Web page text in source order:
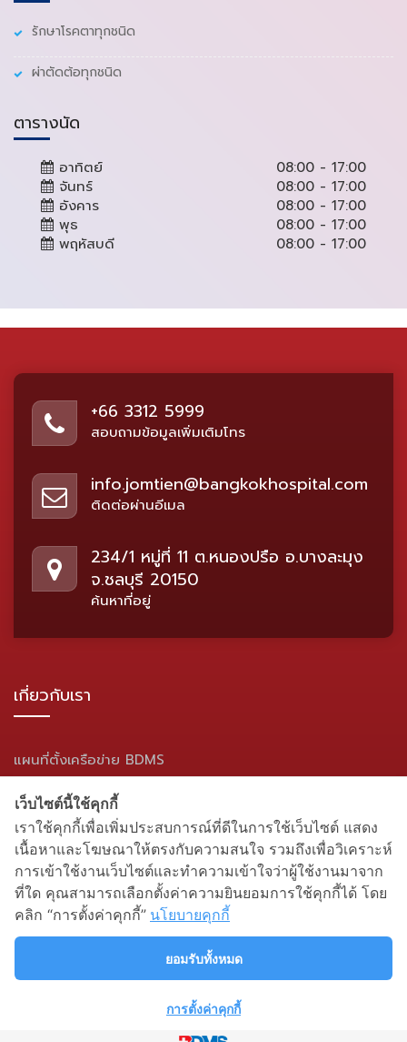
รักษาโรคตาทุกชนิด
ผ่าตัดต้อทุกชนิด
ตารางนัด
อาทิตย์
08:00 - 17:00
จันทร์
08:00 - 17:00
อังคาร
08:00 - 17:00
พุธ
08:00 - 17:00
พฤหัสบดี
08:00 - 17:00
+66 3312 5999
สอบถามข้อมูลเพิ่มเติมโทร
info.jomtien@bangkokhospital.com
ติดต่อผ่านอีเมล
234/1 หมู่ที่ 11 ต.หนองปรือ อ.บางละมุง
จ.ชลบุรี 20150
ค้นหาที่อยู่
เกี่ยวกับเรา
แผนที่ตั้งเครือข่าย BDMS
แผนผังเว็บไซต์
สื่อสังคมออนไลน์
นโยบายความเป็นส่วนตัว| สงวนลิขสิทธิ์ พ.ศ.2564 โดยโรง
พยาบาลจอมเทียน
เว็บไซต์นี้ใช้คุกกี้
เราใช้คุกกี้เพื่อเพิ่มประสบการณ์ที่ดีในการใช้เว็บไซต์ แสดง
เนื้อหาและโฆษณาให้ตรงกับความสนใจ รวมถึงเพื่อวิเคราะห์
การเข้าใช้งานเว็บไซต์และทำความเข้าใจว่าผู้ใช้งานมาจาก
ที่ใด คุณสามารถเลือกตั้งค่าความยินยอมการใช้คุกกี้ได้ โดย
คลิก “การตั้งค่าคุกกี้” นโยบายคุกกี้
ยอมรับทั้งหมด
การตั้งค่าคุกกี้